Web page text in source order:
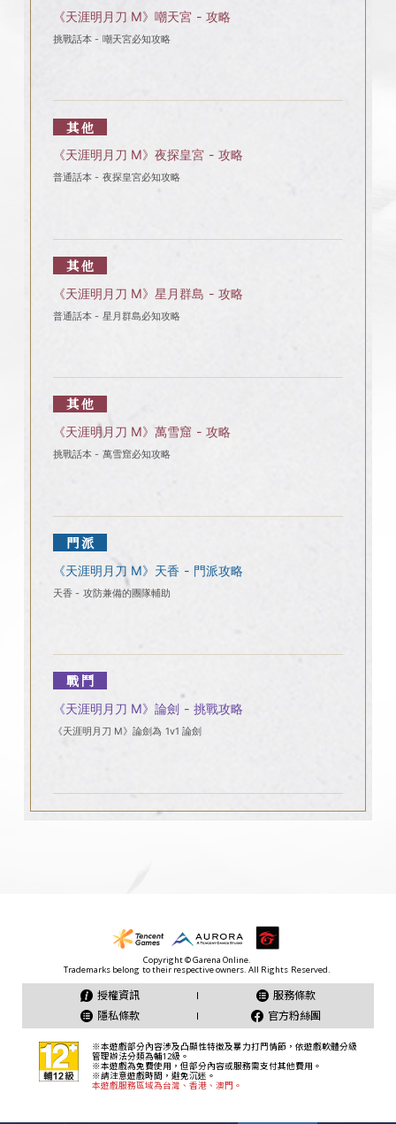
《天涯明月刀 M》嘲天宮 - 攻略
挑戰話本 - 嘲天宮必知攻略
其他
《天涯明月刀 M》夜探皇宮 - 攻略
普通話本 - 夜探皇宮必知攻略
其他
《天涯明月刀 M》星月群島 - 攻略
普通話本 - 星月群島必知攻略
其他
《天涯明月刀 M》萬雪窟 - 攻略
挑戰話本 - 萬雪窟必知攻略
門派
《天涯明月刀 M》天香 - 門派攻略
天香 - 攻防兼備的團隊輔助
戰鬥
《天涯明月刀 M》論劍 - 挑戰攻略
《天涯明月刀 M》論劍為 1v1 論劍
授權資訊
服務條款
隱私條款
官方粉絲團
本遊戲服務區域為台灣、香港、澳門。